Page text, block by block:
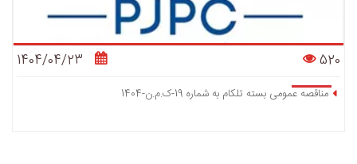
1404/04/23 520
مناقصه عمومی بسته تلکام به شماره 19-ک.م.ن-1404